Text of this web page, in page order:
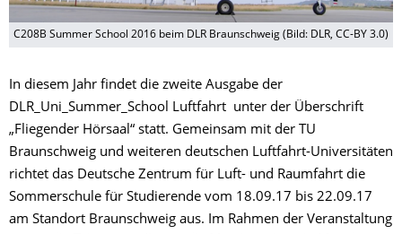
C208B Summer School 2016 beim DLR Braunschweig (Bild: DLR, CC-BY 3.0)
In diesem Jahr findet die zweite Ausgabe der
DLR_Uni_Summer_School Luftfahrt unter der Überschrift
„Fliegender Hörsaal“ statt. Gemeinsam mit der TU
Braunschweig und weiteren deutschen Luftfahrt-Universitäten
richtet das Deutsche Zentrum für Luft- und Raumfahrt die
Sommerschule für Studierende vom 18.09.17 bis 22.09.17
am Standort Braunschweig aus. Im Rahmen der Veranstaltung